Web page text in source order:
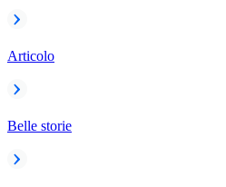
Articolo
Belle storie